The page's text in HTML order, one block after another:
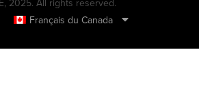
2025. All rights reserved.
Français du Canada